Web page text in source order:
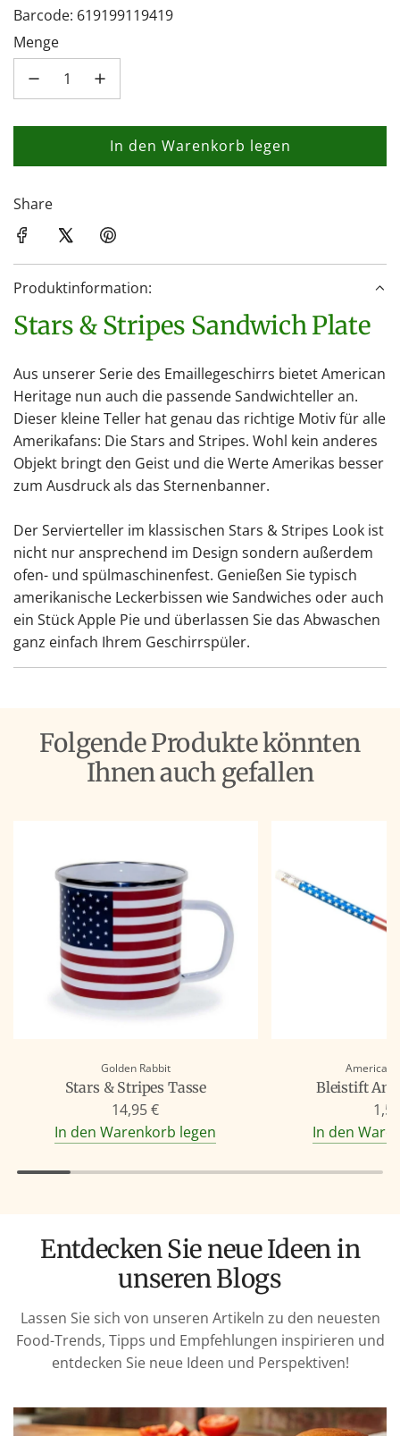
Barcode: 619199119419
Menge
In den Warenkorb legen
L
.
.
Share
Produktinformation:
Stars & Stripes Sandwich Plate
Aus unserer Serie des Emaillegeschirrs bietet American
Heritage nun auch die passende Sandwichteller an.
Dieser kleine Teller hat genau das richtige Motiv für alle
Amerikafans: Die Stars and Stripes. Wohl kein anderes
Objekt bringt den Geist und die Werte Amerikas besser
zum Ausdruck als das Sternenbanner.
Der Servierteller im klassischen Stars & Stripes Look ist
nicht nur ansprechend im Design sondern außerdem
ofen- und spülmaschinenfest. Genießen Sie typisch
amerikanische Leckerbissen wie Sandwiches oder auch
ein Stück Apple Pie und überlassen Sie das Abwaschen
ganz einfach Ihrem Geschirrspüler.
Folgende Produkte könnten
Ihnen auch gefallen
Golden Rabbit
Stars & Stripes Tasse
14,95 €
In den Warenkorb legen
American
Bleistift
In den
Entdecken Sie neue Ideen in
unseren Blogs
Lassen Sie sich von unseren Artikeln zu den neuesten
Food-Trends, Tipps und Empfehlungen inspirieren und
entdecken Sie neue Ideen und Perspektiven!